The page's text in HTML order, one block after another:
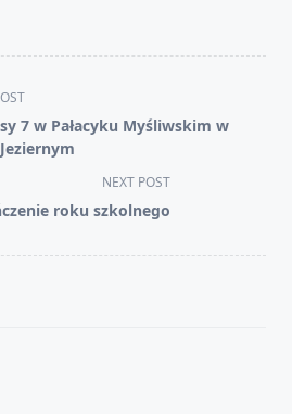
7 w Pałacyku Myśliwskim w
NEXT POST
roku szkolnego